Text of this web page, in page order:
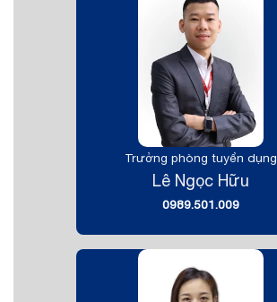
Trưởng phòng tuyển dụng
Lê Ngọc Hữu
0989.501.009